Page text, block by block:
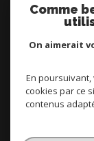
adminComme
On aimerait
En
cookies par ce
contenus